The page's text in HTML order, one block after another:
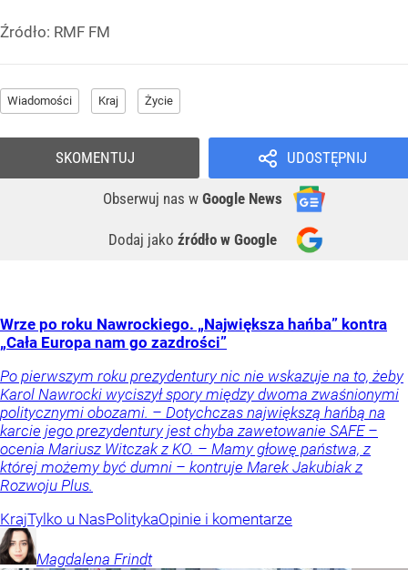
Źródło: RMF FM
Wiadomości Kraj Życie
UDOSTĘPNIJ
Obserwuj nas w Google News
Dodaj jako źródło w Google
SKOMENTUJ
Wrze po roku Nawrockiego. „Największa hańba” kontra
„Cała Europa nam go zazdrości”
Po pierwszym roku prezydentury nic nie wskazuje na to, żeby
Karol Nawrocki wyciszył spory między dwoma zwaśnionymi
politycznymi obozami. – Dotychczas największą hańbą na
karcie jego prezydentury jest chyba zawetowanie SAFE –
ocenia Mariusz Witczak z KO. – Mamy głowę państwa, z
której możemy być dumni – kontruje Marek Jakubiak z
Rozwoju Plus.
KrajTylko u NasPolitykaOpinie i komentarze
Magdalena Frindt